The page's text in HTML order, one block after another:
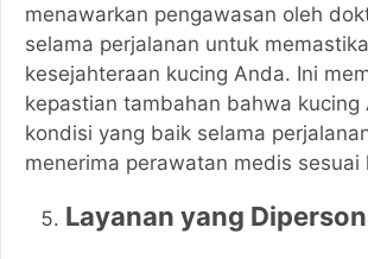
menawarkan pengawasan oleh
selama perjalanan untuk
kesejahteraan kucing Anda. Ini
kepastian tambahan bahwa kucing
kondisi yang baik selama
menerima perawatan medis sesuai
Layanan yang